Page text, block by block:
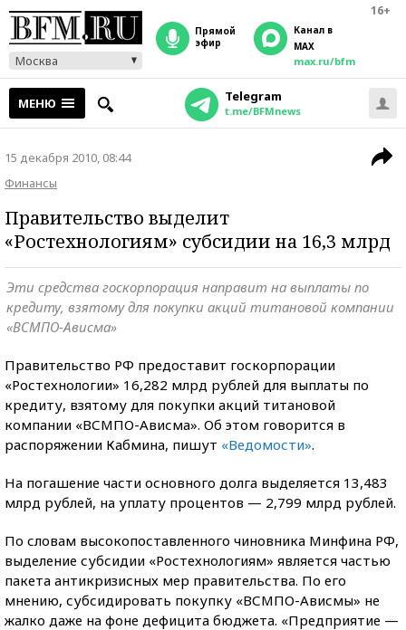
16+
Москва
прямой
эфир
Канал в
MAX
max.ru/bfm
МЕНЮ Telegram
t.me/BFMnews
15 декабря 2010, 08:44
Финансы
Правительство выделит
«Ростехнологиям» субсидии на 16,3 млрд
Эти средства госкорпорация направит на выплаты по
кредиту, взятому для покупки акций титановой компании
«ВСМПО-Ависма»
Правительство РФ предоставит госкорпорации
«Ростехнологии» 16,282 млрд рублей для выплаты по
кредиту, взятому для покупки акций титановой
компании «ВСМПО-Ависма». Об этом говорится в
распоряжении Кабмина, пишут «Ведомости».
На погашение части основного долга выделяется 13,483
млрд рублей, на уплату процентов — 2,799 млрд рублей.
По словам высокопоставленного чиновника Минфина РФ,
выделение субсидии «Ростехнологиям» является частью
пакета антикризисных мер правительства. По его
мнению, субсидировать покупку «ВСМПО-Ависмы» не
жалко даже на фоне дефицита бюджета. «Предприятие —